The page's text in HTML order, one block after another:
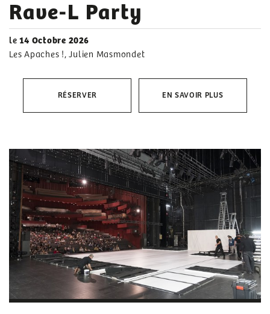
Rave-L Party
le14 Octobre 2026
Les Apaches !, Julien Masmondet
RÉSERVER EN SAVOIR PLUS